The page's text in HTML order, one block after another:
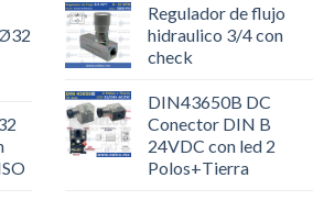
Regulador de flujo
hidraulico 3/4 con
check
DIN43650B DC
Conector DIN B
24VDC con led 2
Polos+Tierra